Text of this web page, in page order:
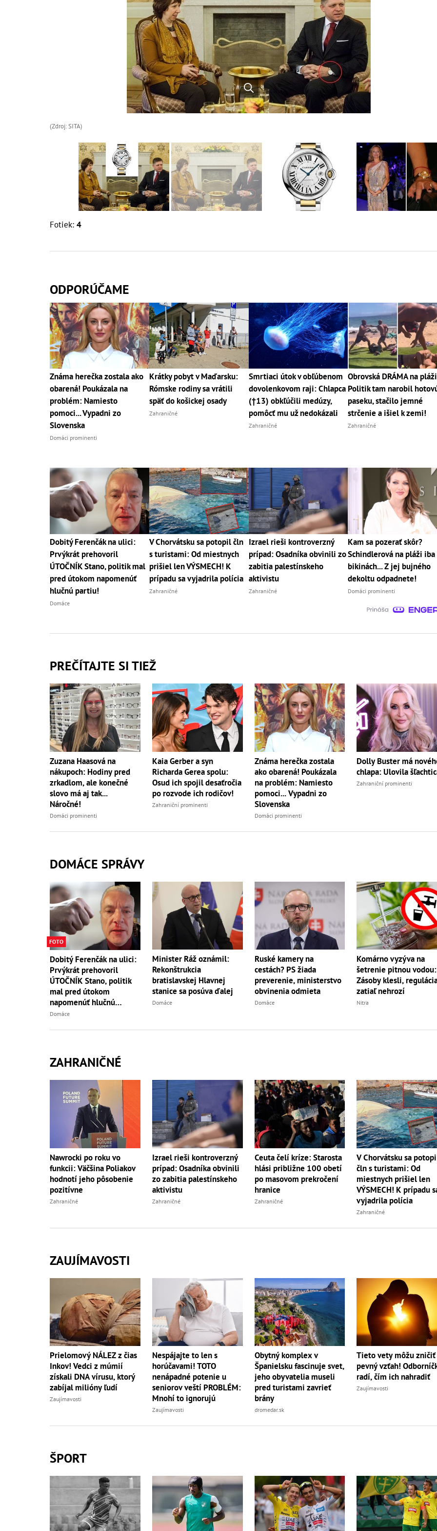
(Zdroj: SITA)
Fotiek: 4
ODPORÚČAME
Známa herečka zostala ako
obarená! Poukázala na
problém: Namiesto
pomoci... Vypadni zo
Slovenska
Domáci prominenti
Krátky pobyt v Maďarsku:
Rómske rodiny sa vrátili
späť do košickej osady
Zahraničné
Smrtiaci útok v obľúbenom
dovolenkovom raji: Chlapca
(†13) obkľúčili medúzy,
pomôcť mu už nedokázali
Zahraničné
Obrovská DRÁMA na
Politik tam narobil
paseku, stačilo jemné
strčenie a išiel k zemi!
Zahraničné
Dobitý Ferenčák na ulici:
Prvýkrát prehovoril
ÚTOČNÍK Stano, politik mal
pred útokom napomenúť
hlučnú partiu!
Domáce
V Chorvátsku sa potopil čln
s turistami: Od miestnych
prišiel len VÝSMECH! K
prípadu sa vyjadrila polícia
Zahraničné
Izrael rieši kontroverzný
prípad: Osadníka obvinili zo
zabitia palestínskeho
aktivistu
Zahraničné
Kam sa pozerať skôr?
Schindlerová na pláži iba
bikinách... Z jej bujného
dekoltu odpadnete!
Domáci prominenti
PREČÍTAJTE SI TIEŽ
Zuzana Haasová na
nákupoch: Hodiny pred
zrkadlom, ale konečné
slovo má aj tak...
Náročné!
Domáci prominenti
Kaia Gerber a syn
Richarda Gerea spolu:
Osud ich spojil desaťročia
po rozvode ich rodičov!
Zahraniční prominenti
Známa herečka zostala
ako obarená! Poukázala
na problém: Namiesto
pomoci... Vypadni zo
Slovenska
Domáci prominenti
Dolly Buster má
chlapa: Ulovila
Zahraniční prominenti
DOMÁCE SPRÁVY
FOTO
Dobitý Ferenčák na ulici:
Prvýkrát prehovoril
ÚTOČNÍK Stano, politik
mal pred útokom
napomenúť hlučnú
partiu!
Domáce
Minister Ráž oznámil:
Rekonštrukcia
bratislavskej Hlavnej
stanice sa posúva ďalej
Domáce
Ruské kamery na
cestách? PS žiada
preverenie, ministerstvo
obvinenia odmieta
Domáce
Komárno vyzýva na
šetrenie pitnou vodou:
Zásoby klesli,
zatiaľ nehrozí
Nitra
ZAHRANIČNÉ
Nawrocki po roku vo
funkcii: Väčšina Poliakov
hodnotí jeho pôsobenie
pozitívne
Zahraničné
Izrael rieši kontroverzný
prípad: Osadníka obvinili
zo zabitia palestínskeho
aktivistu
Zahraničné
Ceuta čelí kríze: Starosta
hlási približne 100 obetí
po masovom prekročení
hranice
Zahraničné
V Chorvátsku sa
čln s turistami: Od
miestnych prišiel len
VÝSMECH! K prípadu
vyjadrila polícia
Zahraničné
ZAUJÍMAVOSTI
Prielomový NÁLEZ z čias
Inkov! Vedci z múmií
získali DNA vírusu, ktorý
zabíjal milióny ľudí
Zaujímavosti
Nespájajte to len s
horúčavami! TOTO
nenápadné potenie u
seniorov veští PROBLÉM:
Mnohí to ignorujú
Zaujímavosti
Obytný komplex v
Španielsku fascinuje svet,
jeho obyvatelia museli
pred turistami zavrieť
brány
dromedar.sk
Tieto vety môžu
pevný vzťah!
radí, čím ich nahradiť
Zaujímavosti
ŠPORT